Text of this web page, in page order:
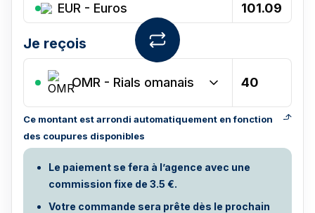
EUR - Euros
Je reçois
OMR - Rials omanais
Ce montant est arrondi automatiquement en fonction
des coupures disponibles
Le paiement se fera à l’agence avec une
commission fixe de 3.5 €.
Votre commande sera prête dès le prochain